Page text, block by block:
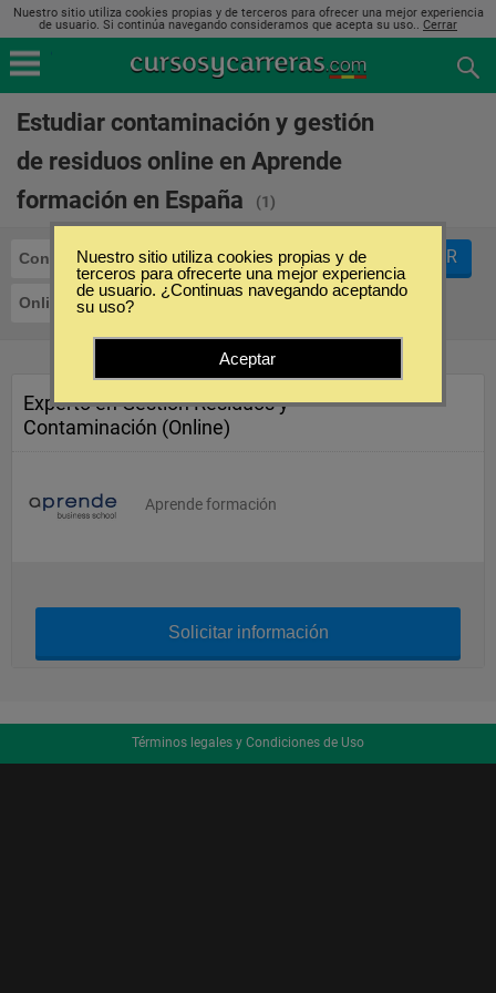
Nuestro sitio utiliza cookies propias y de terceros para ofrecer una mejor experiencia
de usuario. Si continúa navegando consideramos que acepta su uso.. Cerrar
Estudiar contaminación y gestión
de residuos online en Aprende
formación en España
(1)
Contaminación y Gestión de Residuos
Online Aprende formación
FILTRAR
Experto en Gestión Residuos y
Contaminación (Online)
Aprende formación
Solicitar información
Términos legales y Condiciones de Uso
Nuestro sitio utiliza cookies propias y de
terceros para ofrecerte una mejor experiencia
de usuario. ¿Continuas navegando aceptando
su uso?
Aceptar